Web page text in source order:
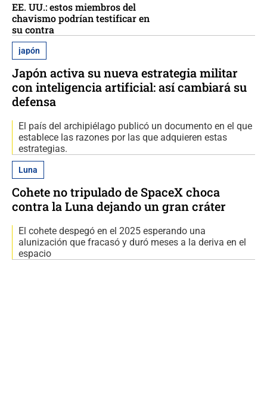
EE. UU.: estos miembros del
chavismo podrían testificar en
su contra
japón
Japón activa su nueva estrategia militar
con inteligencia artificial: así cambiará su
defensa
El país del archipiélago publicó un documento en el que
establece las razones por las que adquieren estas
estrategias.
Luna
Cohete no tripulado de SpaceX choca
contra la Luna dejando un gran cráter
El cohete despegó en el 2025 esperando una
alunización que fracasó y duró meses a la deriva en el
espacio